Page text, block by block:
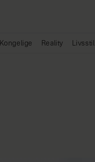
Kongelige Reality Livsstil